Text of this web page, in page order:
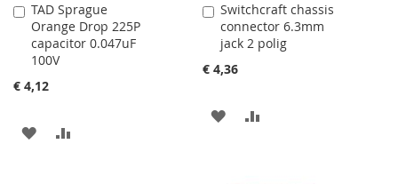
TAD Sprague
Orange Drop 225P
capacitor 0.047uF
100V
€ 4,12
Aan
winkelwagen
toevoegen
AAN
Switchcraft chassis
connector 6.3mm
jack 2 polig
€ 4,36
Aan
winkelwagen
toevoegen
AAN